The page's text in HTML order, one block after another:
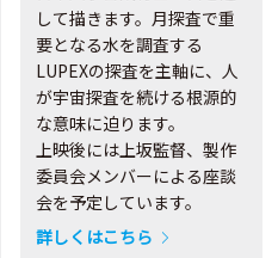
して描きます。月探査で重
要となる水を調査する
LUPEXの探査を主軸に、人
が宇宙探査を続ける根源的
な意味に迫ります。
上映後には上坂監督、製作
委員会メンバーによる座談
会を予定しています。
詳しくはこちら